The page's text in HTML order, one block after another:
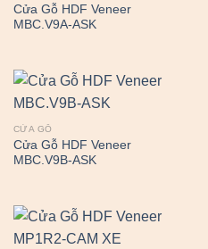
Cửa Gỗ HDF Veneer
MBC.V9A-ASK
CỬA GỖ
Cửa Gỗ HDF Veneer
MBC.V9B-ASK